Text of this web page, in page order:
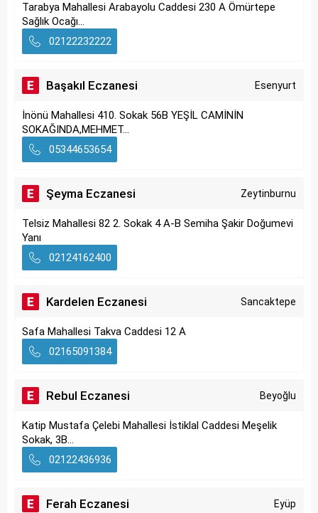
Tarabya Mahallesi Arabayolu Caddesi 230 A Ömürtepe
Sağlık Ocağı...
02122232222
Başakıl Eczanesi Esenyurt
İnönü Mahallesi 410. Sokak 56B YEŞİL CAMİNİN
SOKAĞINDA,MEHMET...
05344653654
Şeyma Eczanesi Zeytinburnu
Telsiz Mahallesi 82 2. Sokak 4 A-B Semiha Şakir Doğumevi
Yanı
02124162400
Kardelen Eczanesi Sancaktepe
Safa Mahallesi Takva Caddesi 12 A
02165091384
Rebul Eczanesi Beyoğlu
Katip Mustafa Çelebi Mahallesi İstiklal Caddesi Meşelik
Sokak, 3B...
02122436936
Ferah Eczanesi Eyüp